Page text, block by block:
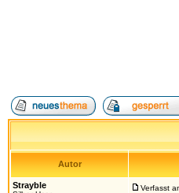
Autor
Strayble Verfasst